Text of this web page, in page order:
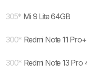
305* Mi 9 Lite 64GB
300* Redmi Note 11
300* Redmi Note 13 Pro